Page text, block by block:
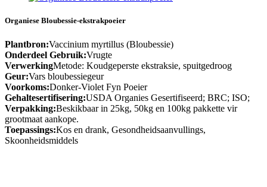
Organiese Bloubessie-ekstrakpoeier
Plantbron:Vaccinium myrtillus (Bloubessie)
Onderdeel Gebruik:Vrugte
VerwerkingMetode: Koudgeperste ekstraksie, spuitgedroog
Geur:Vars bloubessiegeur
Voorkoms:Donker-Violet Fyn Poeier
Gehaltesertifisering:USDA Organies Gesertifiseerd; BRC; ISO;
Verpakking:Beskikbaar in 25kg, 50kg en 100kg pakkette vir
grootmaat aankope.
Toepassings:Kos en drank, Gesondheidsaanvullings,
Skoonheidsmiddels